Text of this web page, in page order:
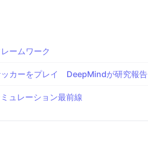
ームワーク
ッカーをプレイ DeepMindが研究報告
ュレーション最前線